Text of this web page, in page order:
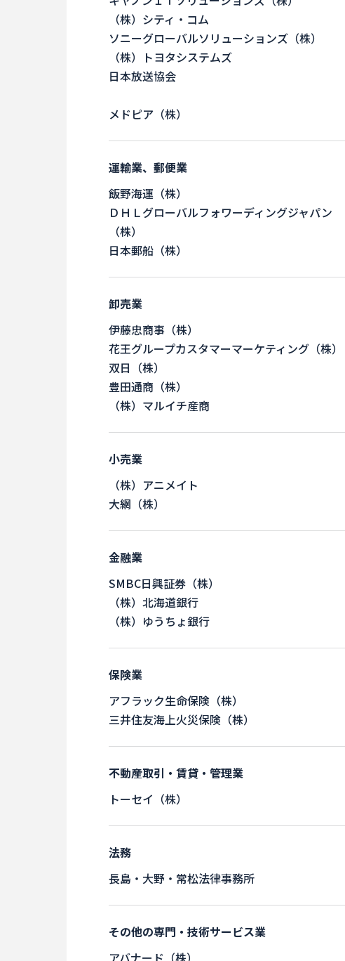
（株）シティ・コム
ソニーグローバルソリューションズ（株）
（株）トヨタシステムズ
日本放送協会
メドピア（株）
運輸業、郵便業
飯野海運（株）
ＤＨＬグローバルフォワーディングジャパン
（株）
日本郵船（株）
卸売業
伊藤忠商事（株）
花王グループカスタマーマーケティング（株）
双日（株）
豊田通商（株）
（株）マルイチ産商
小売業
（株）アニメイト
大網（株）
金融業
SMBC日興証券（株）
（株）北海道銀行
（株）ゆうちょ銀行
保険業
アフラック生命保険（株）
三井住友海上火災保険（株）
不動産取引・賃貸・管理業
トーセイ（株）
法務
長島・大野・常松法律事務所
その他の専門・技術サービス業
アバナード（株）